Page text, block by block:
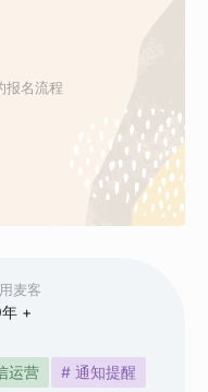
麦客
年 +
运营
# 通知提醒
报名流程